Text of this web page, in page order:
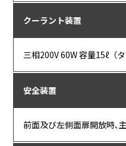
クーラント装置
三相200V 60W 容量15ℓ（タ
安全装置
前面及び左側面扉開放時､